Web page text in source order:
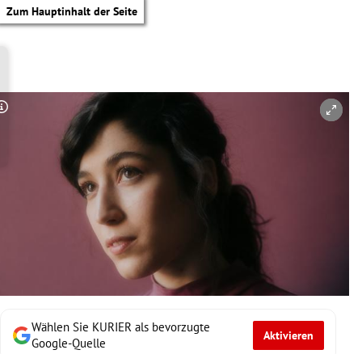
Zum Hauptinhalt der Seite
Untermenü
Wählen Sie KURIER als bevorzugte
Google-Quelle
Aktivieren
Copyright-Hinweis öffnen/schließen